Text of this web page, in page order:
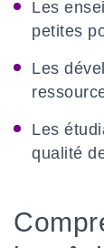
Les
petites
Les
Les
qualité